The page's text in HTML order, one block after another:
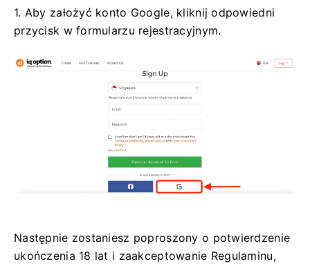
1. Aby założyć konto Google, kliknij odpowiedni
przycisk w formularzu rejestracyjnym.
Następnie zostaniesz poproszony o potwierdzenie
ukończenia 18 lat i zaakceptowanie Regulaminu,